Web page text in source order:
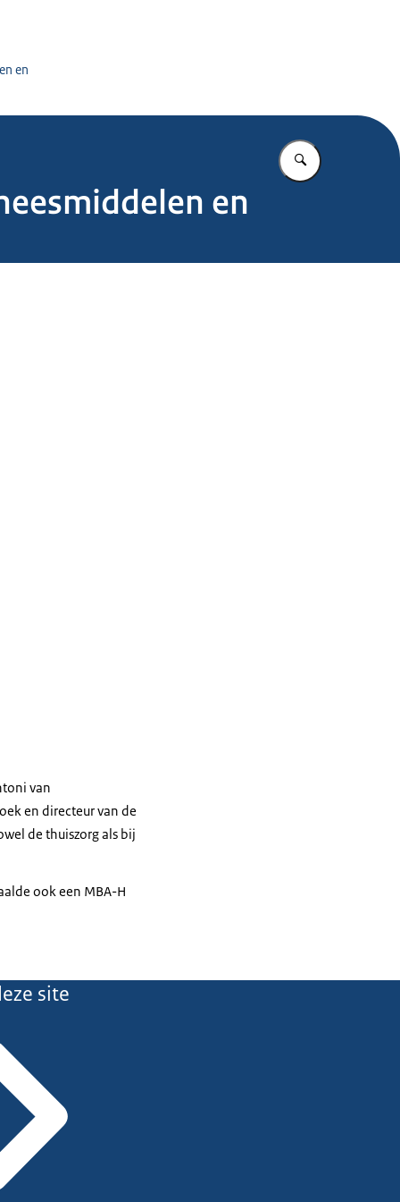
en
Vul in wat u
en
van
en directeur van de
de thuiszorg als bij
ook een MBA-H
site